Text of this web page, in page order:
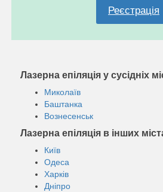
Реєстрація
Лазерна епіляція у сусідніх
Миколаїв
Баштанка
Вознесенськ
Лазерна епіляція в інших
Київ
Одеса
Харків
Дніпро